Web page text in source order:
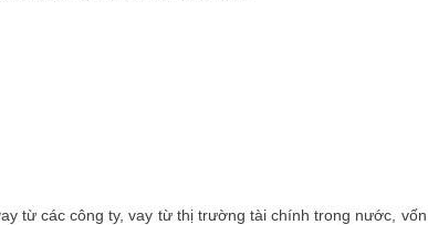
từ các công ty, vay từ thị trường tài chính trong nước, vốn